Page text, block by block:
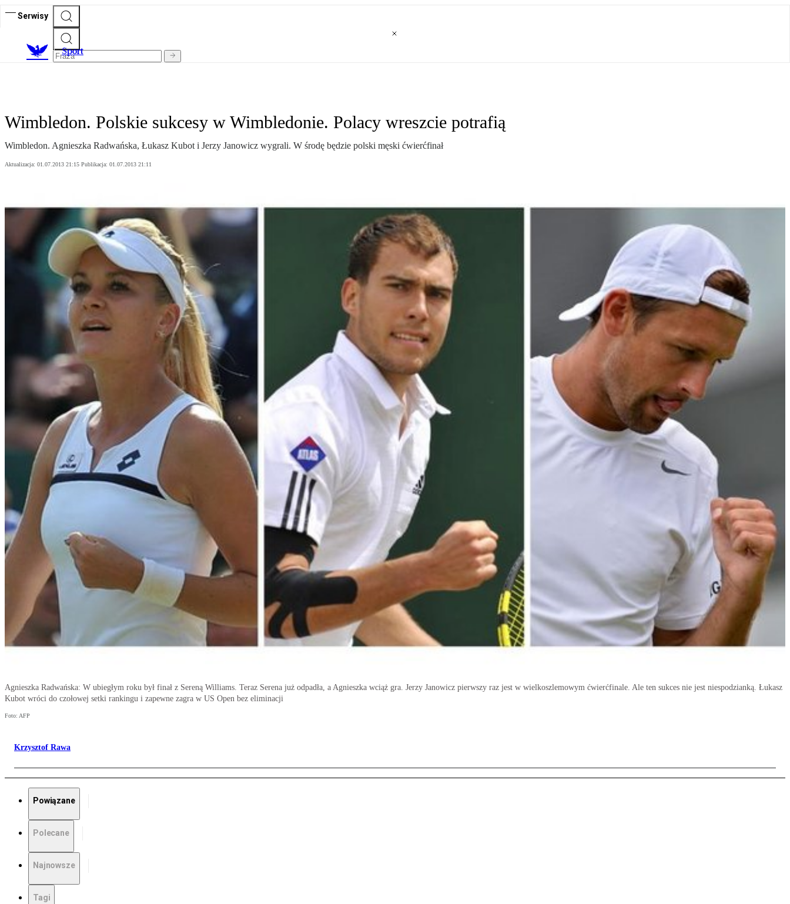
Serwisy
Sport
Wimbledon. Polskie sukcesy w Wimbledonie. Polacy wreszcie potrafią
Wimbledon. Agnieszka Radwańska, Łukasz Kubot i Jerzy Janowicz wygrali. W środę będzie polski męski ćwierćfinał
Aktualizacja: 01.07.2013 21:15 Publikacja: 01.07.2013 21:11
Agnieszka Radwańska: W ubiegłym roku był finał z Sereną Williams. Teraz Serena już odpadła, a Agnieszka wciąż gra. Jerzy Janowicz pierwszy raz jest w wielkoszlemowym ćwierćfinale. Ale ten sukces nie jest niespodzianką. Łukasz
Kubot wróci do czołowej setki rankingu i zapewne zagra w US Open bez eliminacji
Foto: AFP
Krzysztof Rawa
Powiązane
Polecane
Najnowsze
Tagi